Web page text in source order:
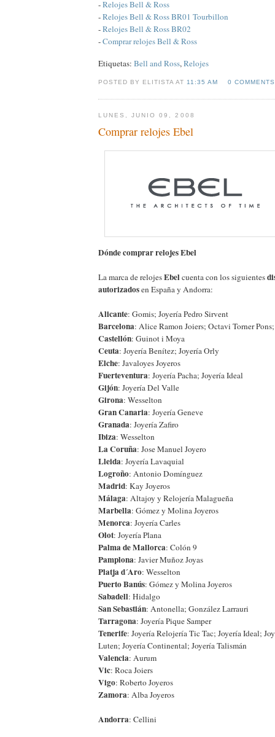
-Relojes Bell & Ross
-Relojes Bell & Ross BR01 Tourbillon
-Relojes Bell & Ross BR02
-Comprar relojes Bell & Ross
Etiquetas: Bell and Ross,Relojes
POSTED BY ELITISTA AT11:35 AM 0 COMMENTS
LUNES, JUNIO 09, 2008
Comprar relojes Ebel
Dónde comprar relojes Ebel
La marca de relojesEbelcuenta con los siguientes
autorizadosen España y Andorra:
Alicante: Gomis; Joyería Pedro Sirvent
Barcelona: Alice Ramon Joiers; Octavi Torner
Castellón: Guinot i Moya
Ceuta: Joyería Benítez; Joyería Orly
Elche: Javaloyes Joyeros
Fuerteventura: Joyería Pacha; Joyería Ideal
Gijón: Joyería Del Valle
Girona: Wesselton
Gran Canaria: Joyería Geneve
Granada: Joyería Zafiro
Ibiza: Wesselton
La Coruña: Jose Manuel Joyero
Lleida: Joyería Lavaquial
Logroño: Antonio Domínguez
Madrid: Kay Joyeros
Málaga: Altajoy y Relojería Malagueña
Marbella: Gómez y Molina Joyeros
Menorca: Joyería Carles
Olot: Joyería Plana
Palma de Mallorca: Colón 9
Pamplona: Javier Muñoz Joyas
Platja d´Aro: Wesselton
Puerto Banús: Gómez y Molina Joyeros
Sabadell: Hidalgo
San Sebastián: Antonella; González Larrauri
Tarragona: Joyería Pique Samper
Tenerife: Joyería Relojería Tic Tac; Joyería Ideal;
Luten; Joyería Continental; Joyería Talismán
Valencia: Aurum
Vic: Roca Joiers
Vigo: Roberto Joyeros
Zamora: Alba Joyeros
Andorra: Cellini